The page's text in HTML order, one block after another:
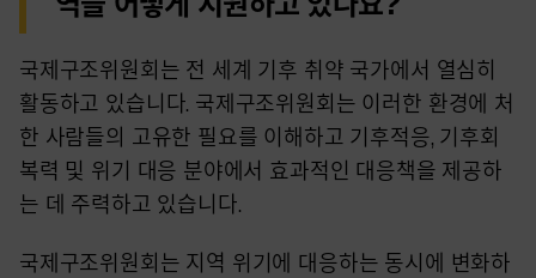
국제구조위원회는 전 세계 기후 취약 국가에서 열심히
활동하고 있습니다. 국제구조위원회는 이러한 환경에 처
한 사람들의 고유한 필요를 이해하고 기후적응, 기후회
복력 및 위기 대응 분야에서 효과적인 대응책을 제공하
는 데 주력하고 있습니다.
국제구조위원회는 지역 위기에 대응하는 동시에 변화하